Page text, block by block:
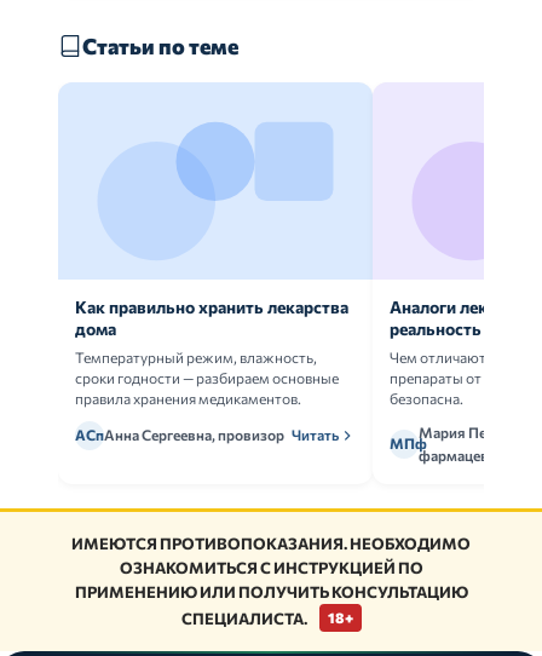
Статьи по теме
Как правильно хранить лекарства
дома
Температурный режим, влажность,
сроки годности — разбираем основные
правила хранения медикаментов.
АСпАнна Сергеевна, провизор Читать
Аналоги
реальность
Чем отличаются
препараты от
безопасна.
МПф
Мария Петрова,
фармацевт
ИМЕЮТСЯ ПРОТИВОПОКАЗАНИЯ. НЕОБХОДИМО
ОЗНАКОМИТЬСЯ С ИНСТРУКЦИЕЙ ПО
ПРИМЕНЕНИЮ ИЛИ ПОЛУЧИТЬ КОНСУЛЬТАЦИЮ
СПЕЦИАЛИСТА.
18+